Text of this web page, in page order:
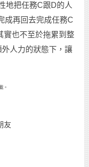
地把任務C跟D的人
成再回去完成任務C
實也不至於拖累到整
人力的狀態下，讓
。
友